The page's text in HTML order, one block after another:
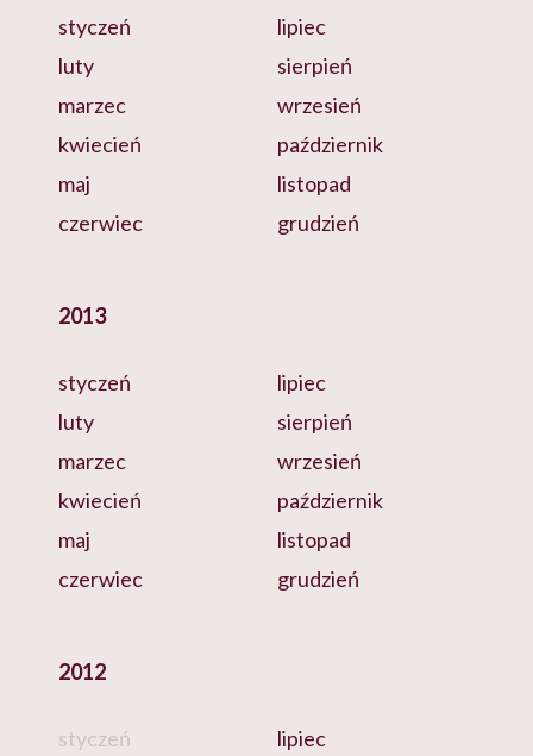
styczeń
luty
marzec
kwiecień
maj
czerwiec
lipiec
sierpień
wrzesień
październik
listopad
grudzień
2013
styczeń
luty
marzec
kwiecień
maj
czerwiec
lipiec
sierpień
wrzesień
październik
listopad
grudzień
2012
styczeń
lipiec